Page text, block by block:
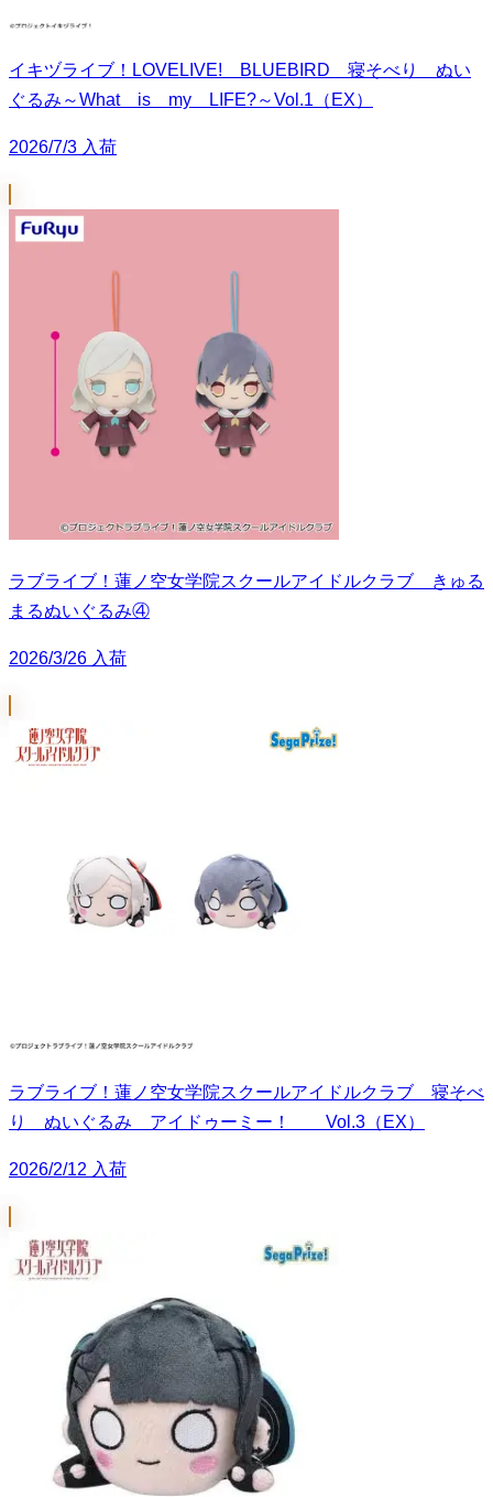
イキヅライブ！LOVELIVE! BLUEBIRD 寝そべり ぬい
ぐるみ～What is my LIFE?～Vol.1（EX）
2026/7/3 入荷
ラブライブ！蓮ノ空女学院スクールアイドルクラブ きゅる
まるぬいぐるみ④
2026/3/26 入荷
ラブライブ！蓮ノ空女学院スクールアイドルクラブ 寝そべ
り ぬいぐるみ アイドゥーミー！ Vol.3（EX）
2026/2/12 入荷